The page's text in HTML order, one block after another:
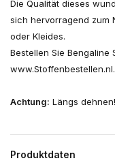
Die Qualität dieses
sich hervorragend zum
oder Kleides.
Bestellen Sie
www.Stoffenbestellen.nl.
Achtung: Längs dehnen!
Produktdaten